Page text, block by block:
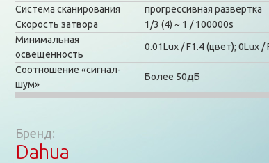
Система сканирования
прогрессивная развертка
Скорость затвора
1/3 (4) ~ 1 / 100000s
Минимальная
освещенность
0.01Lux / F1.4 (цвет); 0Lux /
Соотношение «сигнал-
шум»
Более 50дБ
Бренд:
Dahua